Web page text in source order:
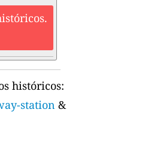
históricos:
station &